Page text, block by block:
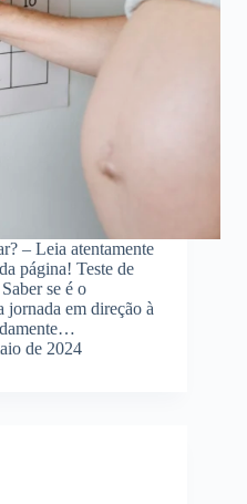
– Leia atentamente
página! Teste de
se é o
jornada em direção à
de 2024